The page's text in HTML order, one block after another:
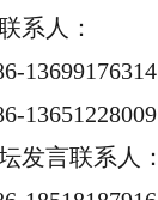
系人：
13699176314
13651228009
发言联系人：